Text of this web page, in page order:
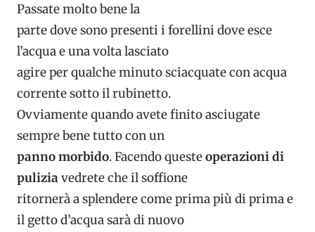
Passate molto bene la
parte dove sono presenti i forellini dove esce
l’acqua e una volta lasciato
agire per qualche minuto sciacquate con acqua
corrente sotto il rubinetto.
Ovviamente quando avete finito asciugate
sempre bene tutto con un
panno morbido. Facendo questeoperazioni di
puliziavedrete che il soffione
ritornerà a splendere come prima più di prima e
il getto d’acqua sarà di nuovo